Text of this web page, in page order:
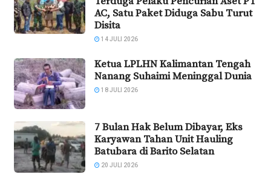
AC, Satu Paket Diduga Sabu Turut
Disita
14 JULI 2026
Ketua LPLHN Kalimantan Tengah
Nanang Suhaimi Meninggal Dunia
18 JULI 2026
7 Bulan Hak Belum Dibayar, Eks
Karyawan Tahan Unit Hauling
Batubara di Barito Selatan
20 JULI 2026